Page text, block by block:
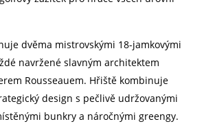
dvěma mistrovskými 18-jamkovými
navržené slavným architektem
Rousseauem. Hřiště kombinuje
design s pečlivě udržovanými
bunkry a náročnými greengy.